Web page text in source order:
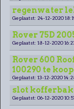
regenwater
Geplaatst: 24-12-2020
Rover 75D
Geplaatst: 18-12-2020
Rover 600
100290 te koop
Geplaatst: 13-12-2020
slot kofferbak
Geplaatst: 06-12-2020